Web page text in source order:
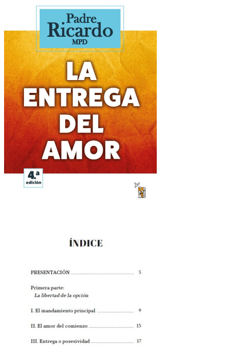
original
$17.920,00.
actual
es:
$16.000,00.